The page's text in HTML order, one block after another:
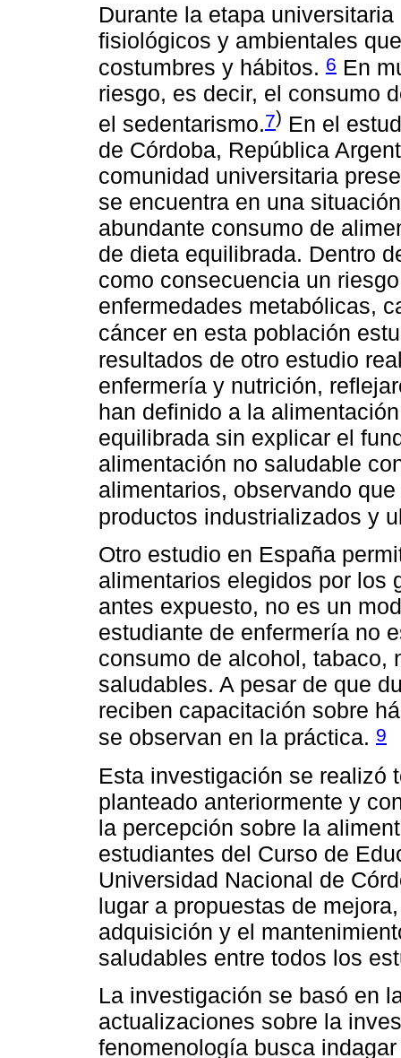
Durante la etapa
fisiológicos y ambientales
costumbres y hábitos. 6 En
riesgo, es decir, el consumo
el sedentarismo.7) En el
de Córdoba, República
comunidad universitaria
se encuentra en una
abundante consumo de
de dieta equilibrada. Dentro
como consecuencia un
enfermedades metabólicas,
cáncer en esta población
resultados de otro estudio
enfermería y nutrición,
han definido a la
equilibrada sin explicar el
alimentación no saludable
alimentarios, observando
productos industrializados y
Otro estudio en España
alimentarios elegidos por los
antes expuesto, no es un
estudiante de enfermería no
consumo de alcohol, tabaco,
saludables. A pesar de que
reciben capacitación sobre
se observan en la práctica. 9
Esta investigación se realizó
planteado anteriormente y
la percepción sobre la
estudiantes del Curso de
Universidad Nacional de
lugar a propuestas de
adquisición y el
saludables entre todos los
La investigación se basó en
actualizaciones sobre la
fenomenología busca